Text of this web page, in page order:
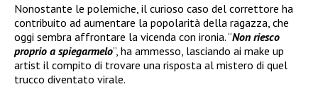
Nonostante le polemiche, il curioso caso del correttore ha
contribuito ad aumentare la popolarità della ragazza, che
oggi sembra affrontare la vicenda con ironia. “Non riesco
proprio a spiegarmelo”, ha ammesso, lasciando ai make up
artist il compito di trovare una risposta al mistero di quel
trucco diventato virale.